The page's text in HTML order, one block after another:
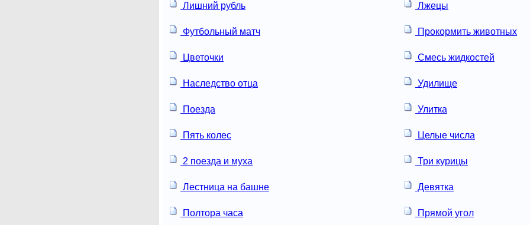
Лишний рубль Лжецы
Футбольный матч Прокормить животных
Цветочки Смесь жидкостей
Наследство отца Удилище
Поезда Улитка
Пять колес Целые числа
2 поезда и муха Три курицы
Лестница на башне Девятка
Полтора часа Прямой угол